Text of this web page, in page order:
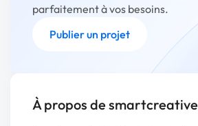
parfaitement à vos besoins.
Publier un projet
À propos de smartcreative